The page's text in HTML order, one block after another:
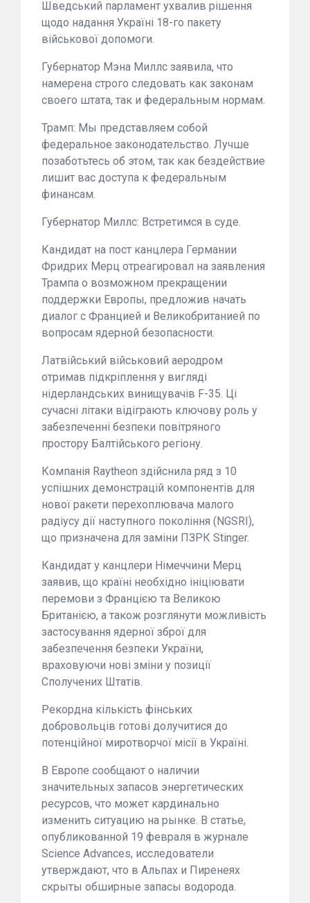
Шведський парламент ухвалив рішення
щодо надання Україні 18-го пакету
військової допомоги.
Губернатор Мэна Миллс заявила, что
намерена строго следовать как законам
своего штата, так и федеральным нормам.
Трамп: Мы представляем собой
федеральное законодательство. Лучше
позаботьтесь об этом, так как бездействие
лишит вас доступа к федеральным
финансам.
Губернатор Миллс: Встретимся в суде.
Кандидат на пост канцлера Германии
Фридрих Мерц отреагировал на заявления
Трампа о возможном прекращении
поддержки Европы, предложив начать
диалог с Францией и Великобританией по
вопросам ядерной безопасности.
Латвійський військовий аеродром
отримав підкріплення у вигляді
нідерландських винищувачів F-35. Ці
сучасні літаки відіграють ключову роль у
забезпеченні безпеки повітряного
простору Балтійського регіону.
Компанія Raytheon здійснила ряд з 10
успішних демонстрацій компонентів для
нової ракети перехоплювача малого
радіусу дії наступного покоління (NGSRI),
що призначена для заміни ПЗРК Stinger.
Кандидат у канцлери Німеччини Мерц
заявив, що країні необхідно ініціювати
перемови з Францією та Великою
Британією, а також розглянути можливість
застосування ядерної зброї для
забезпечення безпеки України,
враховуючи нові зміни у позиції
Сполучених Штатів.
Рекордна кількість фінських
добровольців готові долучитися до
потенційної миротворчої місії в Україні.
В Европе сообщают о наличии
значительных запасов энергетических
ресурсов, что может кардинально
изменить ситуацию на рынке. В статье,
опубликованной 19 февраля в журнале
Science Advances, исследователи
утверждают, что в Альпах и Пиренеях
скрыты обширные запасы водорода.